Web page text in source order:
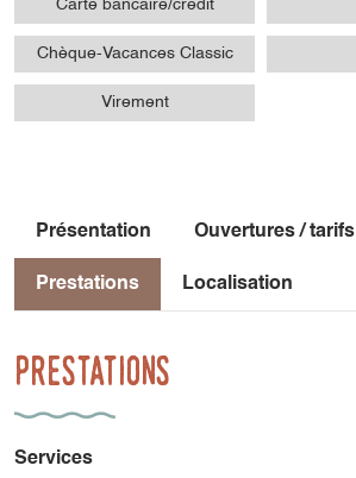
Carte bancaire/crédit
Chèque-Vacances Classic
Virement
Présentation Ouvertures / tarifs
Prestations Localisation
Prestations
Services